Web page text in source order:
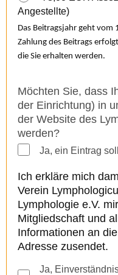
Angestellte)
Das Beitragsjahr geht vom
Zahlung des Beitrags
die Sie erhalten werden.
Möchten Sie, dass
der Einrichtung) in
der Website des
werden?
Ja, ein Eintrag
Ich erkläre mich
Verein
Lymphologie e.V.
Mitgliedschaft und
Informationen an
Adresse zusendet.
Ja,